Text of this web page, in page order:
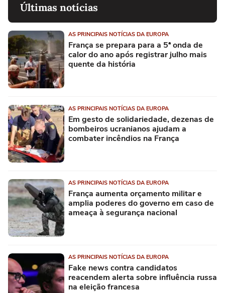
Últimas notícias
AS PRINCIPAIS NOTÍCIAS DA EUROPA
França se prepara para a 5ª onda de
calor do ano após registrar julho mais
quente da história
AS PRINCIPAIS NOTÍCIAS DA EUROPA
Em gesto de solidariedade, dezenas de
bombeiros ucranianos ajudam a
combater incêndios na França
AS PRINCIPAIS NOTÍCIAS DA EUROPA
França aumenta orçamento militar e
amplia poderes do governo em caso de
ameaça à segurança nacional
AS PRINCIPAIS NOTÍCIAS DA EUROPA
Fake news contra candidatos
reacendem alerta sobre influência russa
na eleição francesa